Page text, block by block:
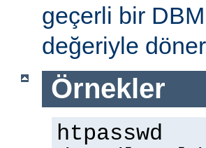
geçerli bir
değeriyle
Örnekler
htpasswd